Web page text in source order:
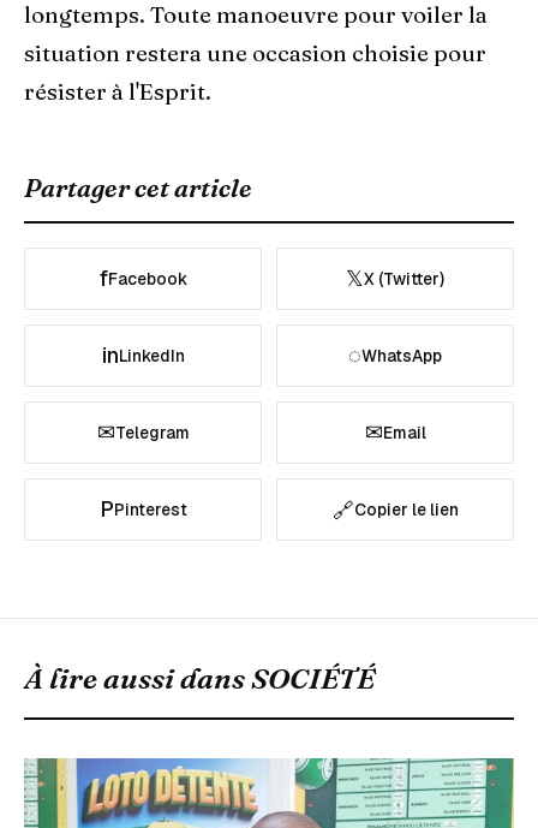
longtemps. Toute manoeuvre pour voiler la
situation restera une occasion choisie pour
résister à l'Esprit.
Partager cet article
fFacebook 𝕏X (Twitter)
inLinkedIn ◌WhatsApp
✉Telegram ✉Email
PPinterest 🔗Copier le lien
À lire aussi dansSOCIÉTÉ